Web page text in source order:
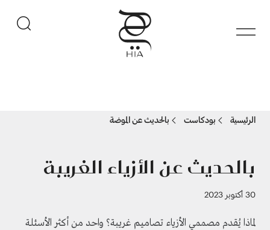
الرئيسية بودكاست بالحديث عن الموضة
بالحديث عن الأزياء الغريبة
30 أكتوبر 2023
لماذا يُقدم مصممي الأزياء تصاميم غريبة؟ واحد من أكثر الأسئلة